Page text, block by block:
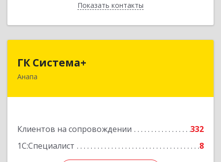
Показать контакты
Назад
ГК Система+
Анапа
Клиентов на сопровождении
332
1С:Специалист
8
353450, Краснодарский край, Анапский р-н,
Подробнее